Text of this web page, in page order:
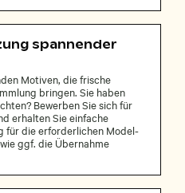
spannender
Motiven, die frische
bringen. Sie haben
Bewerben Sie sich für
erhalten Sie einfache
für die erforderlichen Model-
ggf. die Übernahme